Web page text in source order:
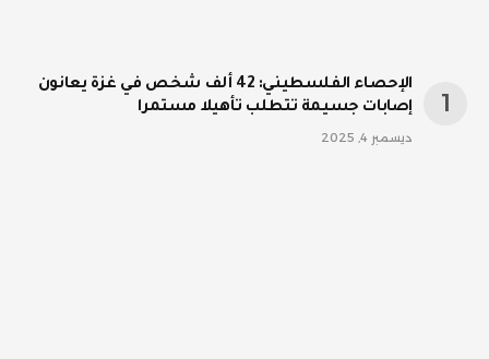
الإحصاء الفلسطيني: 42 ألف شخص في غزة يعانون
إصابات جسيمة تتطلب تأهيلا مستمرا
ديسمبر 4, 2025